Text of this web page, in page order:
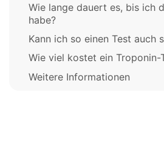
Wie lange dauert es, bis ich
habe?
Kann ich so einen Test auch
Wie viel kostet ein Troponin-
Weitere Informationen